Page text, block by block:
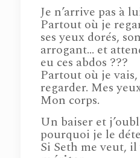
Je n’arrive pas à
Partout où je
ses yeux dorés,
arrogant… et
eu ces abdos ???
Partout où je
regarder. Mes
Mon corps.
Un baiser et
pourquoi je le
Si Seth me veut,